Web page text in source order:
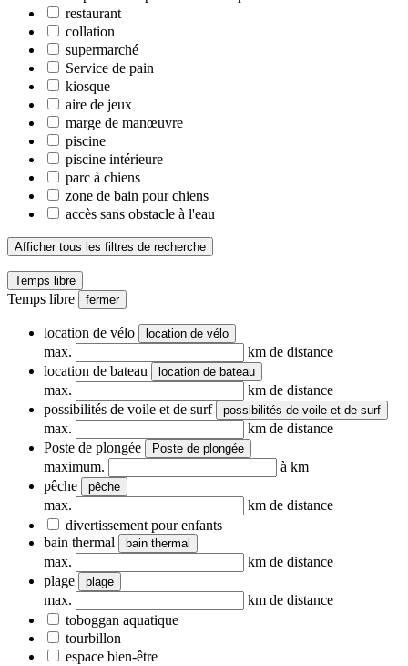
restaurant
collation
supermarché
Service de pain
kiosque
aire de jeux
marge de manœuvre
piscine
piscine intérieure
parc à chiens
zone de bain pour chiens
accès sans obstacle à l'eau
Afficher tous les filtres de recherche
Temps libre
Temps libre fermer
location de vélo location de vélo
max.
km de distance
location de bateau
location de bateau
max.
km de distance
possibilités de voile et de surf
possibilités de voile et de surf
max.
km de distance
Poste de plongée
Poste de plongée
maximum.
à km
pêche
pêche
max.
km de distance
divertissement pour enfants
bain thermal
bain thermal
max.
km de distance
plage
plage
max.
km de distance
toboggan aquatique
tourbillon
espace bien-être